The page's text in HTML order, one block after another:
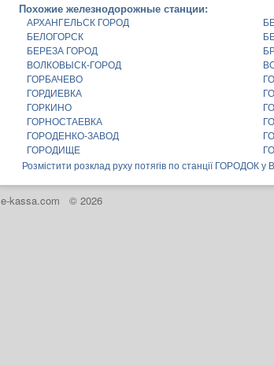
Похожие железнодорожные станции:
АРХАНГЕЛЬСК ГОРОД
БЕЛОГОРСК
БЕРЕЗА ГОРОД
ВОЛКОВЫСК-ГОРОД
ГОРБАЧЕВО
ГОРДИЕВКА
ГОРКИНО
ГОРНОСТАЕВКА
ГОРОДЕНКО-ЗАВОД
ГОРОДИЩЕ
Розмістити розклад руху потягів по станції ГОРОДОК у
e-kassa.com © 2026